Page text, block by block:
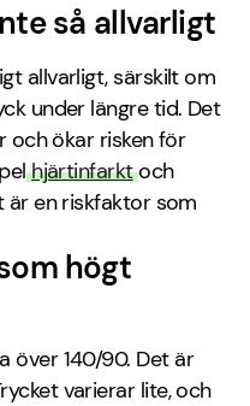
så allvarligt
allvarligt, särskilt om
under längre tid. Det
och ökar risken för
hjärtinfarktoch
en riskfaktor som
högt
över 140/90. Det är
varierar lite, och